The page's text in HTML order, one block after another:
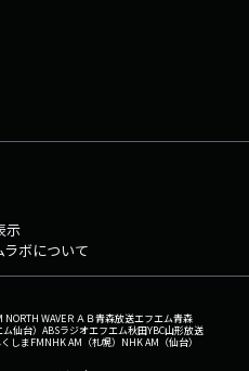
示
ボについて
NORTH WAVEＲＡＢ青森放送エフエム青森
仙台） ABSラジオエフエム秋田YBC山形放送
しまFMNHK AM（札幌） NHK AM（仙台）